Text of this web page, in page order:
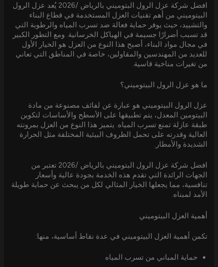
افضل شركة عزل الرول البتوميني بالرياض /2026 يُعد عزل الرول
البيتوميني من أهم تقنيات العزل المستخدمة في قطاع البناء
والتشييد، حيث يوفر حماية فعالة ضد تسرب المياه والرطوبة التي
قد تسبب أضرارًا جسيمة في الهياكل الخرسانية. ومع التطور الكبير
في مجال مواد البناء، أصبح هذا النوع من العزل هو الخيار الأول
للعديد من المهندسين والمقاولين، خاصة في المناطق التي تعاني
من تغيرات مناخية قاسية.
ما هو عزل الرول البيتوميني؟
عزل الرول البيتوميني هو عبارة عن لفائف مصنوعة من مادة
البيتومين المعدل، يتم تطبيقها على الأسطح والأساسات لتكوين
طبقة عازلة تمنع تسرب المياه. يتميز هذا النوع من العزل بمرونته
العالية وقدرته على تحمل الظروف البيئية المختلفة مثل الحرارة
الشديدة والأمطار.
افضل شركة عزل الرول البتوميني بالرياض /2026 تعتبر من
الجهات الرائدة التي تقدم هذه الخدمة بجودة عالية وأسعار
تنافسية، مما يجعلها الخيار المثالي لكل من يبحث عن حماية طويلة
الأمد لمبناه.
أهمية العزل البيتوميني
تكمن أهمية العزل البيتوميني في عدة نقاط أساسية، منها:
حماية المباني من تسرب المياه